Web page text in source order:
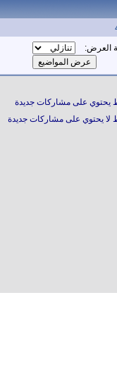
العرض:
يحتوي على مشاركات جديدة
يحتوي على مشاركات جديدة